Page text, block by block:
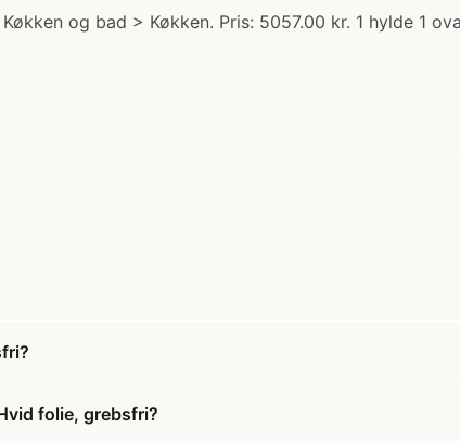
og bad > Køkken. Pris: 5057.00 kr. 1 hylde 1
folie, grebsfri?